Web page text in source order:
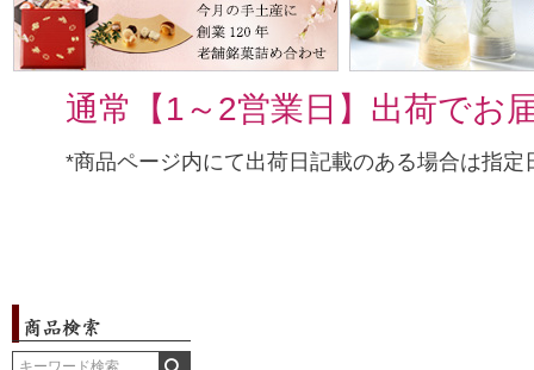
通常【1～2営業日】出荷でお
*商品ページ内にて出荷日記載のある場合は指定